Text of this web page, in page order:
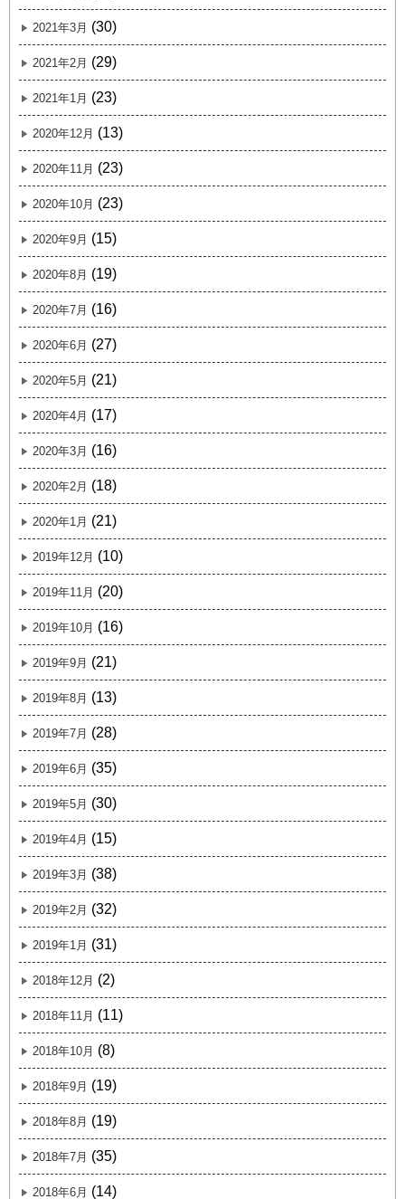
2021年3月 (30)
2021年2月 (29)
2021年1月 (23)
2020年12月 (13)
2020年11月 (23)
2020年10月 (23)
2020年9月 (15)
2020年8月 (19)
2020年7月 (16)
2020年6月 (27)
2020年5月 (21)
2020年4月 (17)
2020年3月 (16)
2020年2月 (18)
2020年1月 (21)
2019年12月 (10)
2019年11月 (20)
2019年10月 (16)
2019年9月 (21)
2019年8月 (13)
2019年7月 (28)
2019年6月 (35)
2019年5月 (30)
2019年4月 (15)
2019年3月 (38)
2019年2月 (32)
2019年1月 (31)
2018年12月 (2)
2018年11月 (11)
2018年10月 (8)
2018年9月 (19)
2018年8月 (19)
2018年7月 (35)
2018年6月 (14)